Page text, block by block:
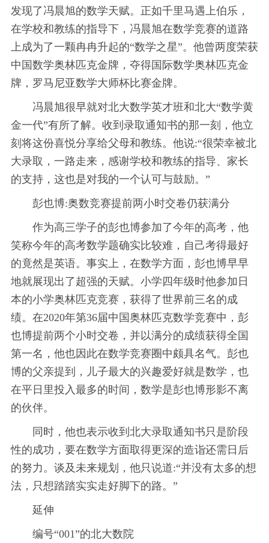
发现了冯晨旭的数学天赋。正如千里马遇上伯乐，
在学校和教练的指导下，冯晨旭在数学竞赛的道路
上成为了一颗冉冉升起的“数学之星”。他曾两度荣获
中国数学奥林匹克金牌，夺得国际数学奥林匹克金
牌，罗马尼亚数学大师杯比赛金牌。
冯晨旭很早就对北大数学英才班和北大“数学黄
金一代”有所了解。收到录取通知书的那一刻，他立
刻将这份喜悦分享给父母和教练。他说:“很荣幸被北
大录取，一路走来，感谢学校和教练的指导、家长
的支持，这也是对我的一个认可与鼓励。”
彭也博:奥数竞赛提前两小时交卷仍获满分
作为高三学子的彭也博参加了今年的高考，他
笑称今年的高考数学题确实比较难，自己考得最好
的竟然是英语。事实上，在数学方面，彭也博早早
地就展现出了超强的天赋。小学四年级时他参加日
本的小学奥林匹克竞赛，获得了世界前三名的成
绩。在2020年第36届中国奥林匹克数学竞赛中，彭
也博提前两个小时交卷，并以满分的成绩获得全国
第一名，他也因此在数学竞赛圈中颇具名气。彭也
博的父亲提到，儿子最大的兴趣爱好就是数学，也
在平日里投入最多的时间，数学是彭也博形影不离
的伙伴。
同时，他也表示收到北大录取通知书只是阶段
性的成功，要在数学方面取得更深的造诣还需日后
的努力。谈及未来规划，他只说道:“并没有太多的想
法，只想踏踏实实走好脚下的路。”
延伸
编号“001”的北大数院